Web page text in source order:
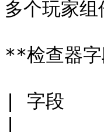
多个玩家组
**检查器
| 字段